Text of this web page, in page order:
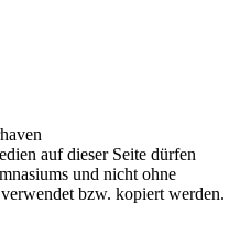
auf dieser Seite dürfen
und nicht ohne
bzw. kopiert werden.